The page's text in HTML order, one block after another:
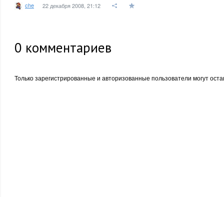
che 22 декабря 2008, 21:12
0 комментариев
Только зарегистрированные и авторизованные пользователи могут